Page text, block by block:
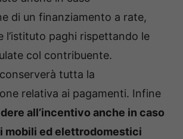
di un finanziamento a rate,
l’istituto paghi rispettando le
col contribuente.
tutta la
relativa ai pagamenti. Infine
all’incentivo anche in caso
mobili ed elettrodomestici